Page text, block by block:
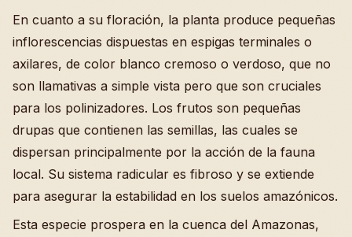
En cuanto a su floración, la planta produce pequeñas
inflorescencias dispuestas en espigas terminales o
axilares, de color blanco cremoso o verdoso, que no
son llamativas a simple vista pero que son cruciales
para los polinizadores. Los frutos son pequeñas
drupas que contienen las semillas, las cuales se
dispersan principalmente por la acción de la fauna
local. Su sistema radicular es fibroso y se extiende
para asegurar la estabilidad en los suelos amazónicos.
Esta especie prospera en la cuenca del Amazonas,